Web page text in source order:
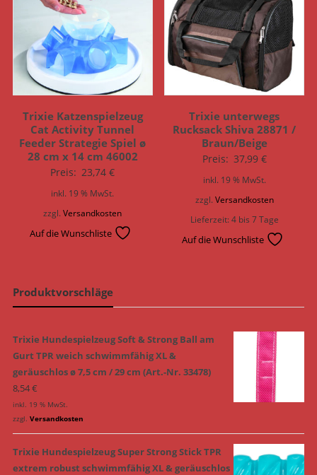
Trixie Katzenspielzeug
Cat Activity Tunnel
Feeder Strategie Spiel ø
28 cm x 14 cm 46002
Preis: 23,74€
inkl. 19 % MwSt.
zzgl.Versandkosten
Auf die Wunschliste
Trixie unterwegs
Rucksack Shiva 28871 /
Braun/Beige
Preis: 37,99 €
inkl. 19 % MwSt.
zzgl. Versandkosten
Lieferzeit:4 bis 7 Tage
Auf die Wunschliste
Produktvorschläge
Trixie Hundespielzeug Soft & Strong Ball am
Gurt TPR weich schwimmfähig XL &
geräuschlos ø 7,5 cm / 29 cm (Art.-Nr. 33478)
8,54€
inkl. 19 % MwSt.
zzgl. Versandkosten
Trixie Hundespielzeug Super Strong Stick TPR
extrem robust schwimmfähig XL & geräuschlos